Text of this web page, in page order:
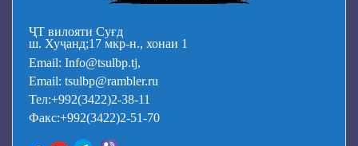
ҶТ вилояти Суғд
ш. Хуҷанд;17 мкр-н., хонаи 1
Email: Info@tsulbp.tj,
Email: tsulbp@rambler.ru
Тел:+992(3422)2-38-11
Факс:+992(3422)2-51-70